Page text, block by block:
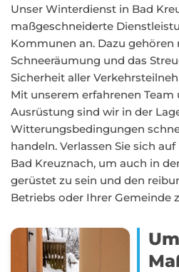
Unser Winterdienst in Bad
maßgeschneiderte
Kommunen an. Dazu
Schneeräumung und das
Sicherheit aller
Mit unserem erfahrenen
Ausrüstung sind wir in der
Witterungsbedingungen
handeln. Verlassen Sie sich
Bad Kreuznach, um auch in
gerüstet zu sein und den
Betriebs oder Ihrer Gemeinde